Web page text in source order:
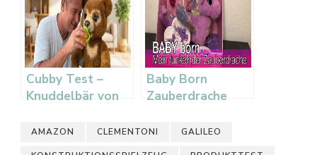
Cubby Test –
Knuddelbär von
Friends
Baby Born
Zauberdrache
Interaktiver
AMAZON CLEMENTONI GALILEO